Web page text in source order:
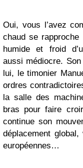
Oui, vous l’avez
chaud se rapproche
humide et froid
aussi médiocre.
lui, le timonier
ordres
la salle des
bras pour faire
continue son
déplacement
européennes…